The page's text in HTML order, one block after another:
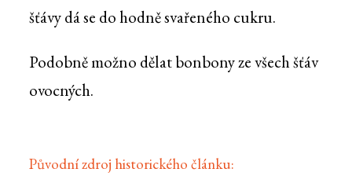
šťávy dá se do hodně svařeného cukru.
Podobně možno dělat bonbony ze všech šťáv
ovocných.
Původní zdroj historického článku: